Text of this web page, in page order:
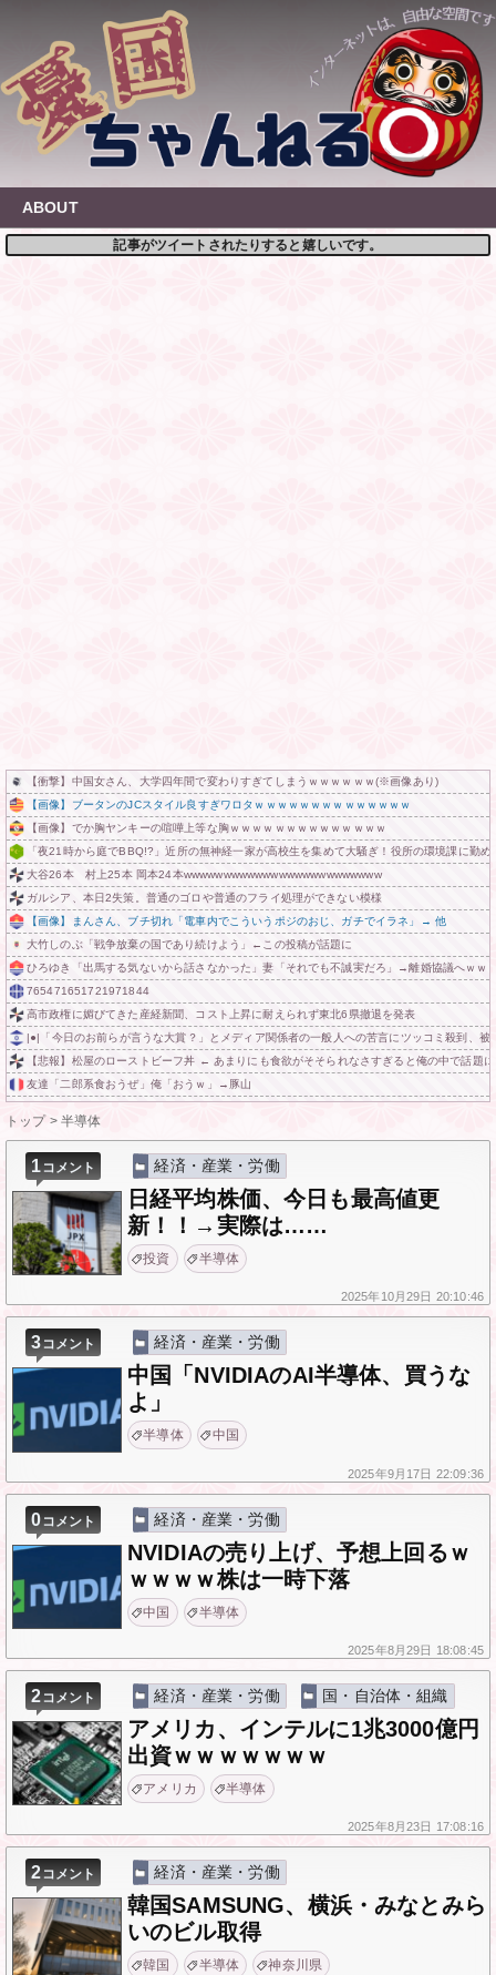
content
ABOUT
記事がツイートされたりすると嬉しいです。
【衝撃】中国女さん、大学四年間で変わりすぎてしまうｗｗｗｗｗｗ(※画像あり)
【画像】ブータンのJCスタイル良すぎワロタｗｗｗｗｗｗｗｗｗｗｗｗｗｗ
【画像】でか胸ヤンキーの喧嘩上等な胸ｗｗｗｗｗｗｗｗｗｗｗｗｗｗ
「夜21時から庭でBBQ!?」近所の無神経一家が高校生を集めて大騒ぎ！役所の環境課に勤
大谷26本 村上25本 岡本24本wwwwwwwwwwwwwwwwwwwwwwwww
ガルシア、本日2失策。普通のゴロや普通のフライ処理ができない模様
【画像】まんさん、ブチ切れ「電車内でこういうポジのおじ、ガチでイラネ」→ 他
大竹しのぶ「戦争放棄の国であり続けよう」←この投稿が話題に
ひろゆき「出馬する気ないから話さなかった」妻「それでも不誠実だろ」→離婚協議へｗｗ
765471651721971844
高市政権に媚びてきた産経新聞、コスト上昇に耐えられず東北6県撤退を発表
|●|「今日のお前らが言うな大賞？」とメディア関係者の一般人への苦言にツッコミ殺到、
【悲報】松屋のローストビーフ丼 ← あまりにも食欲がそそられなさすぎると俺の中で話題
友達「二郎系食おうぜ」俺「おうｗ」→豚山
トップ> 半導体
1コメント 経済・産業・労働
日経平均株価、今日も最高値更
新！！→実際は……
投資 半導体
2025年10月29日 20:10:46
3コメント 経済・産業・労働
中国「NVIDIAのAI半導体、買うな
よ」
半導体 中国
2025年9月17日 22:09:36
0コメント 経済・産業・労働
NVIDIAの売り上げ、予想上回るｗ
ｗｗｗｗ株は一時下落
中国 半導体
2025年8月29日 18:08:45
2コメント 経済・産業・労働 国・自治体・組織
アメリカ、インテルに1兆3000億円
出資ｗｗｗｗｗｗｗ
アメリカ 半導体
2025年8月23日 17:08:16
2コメント 経済・産業・労働
韓国SAMSUNG、横浜・みなとみら
いのビル取得
韓国 半導体 神奈川県